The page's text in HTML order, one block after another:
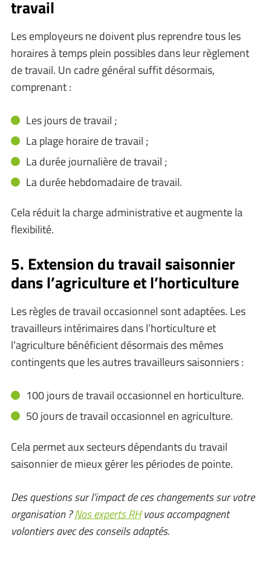
travail
Les employeurs ne doivent plus reprendre tous les
horaires à temps plein possibles dans leur règlement
de travail. Un cadre général suffit désormais,
comprenant :
Les jours de travail ;
La plage horaire de travail ;
La durée journalière de travail ;
La durée hebdomadaire de travail.
Cela réduit la charge administrative et augmente la
flexibilité.
5. Extension du travail saisonnier
dans l’agriculture et l’horticulture
Les règles de travail occasionnel sont adaptées. Les
travailleurs intérimaires dans l’horticulture et
l’agriculture bénéficient désormais des mêmes
contingents que les autres travailleurs saisonniers :
100 jours de travail occasionnel en horticulture.
50 jours de travail occasionnel en agriculture.
Cela permet aux secteurs dépendants du travail
saisonnier de mieux gérer les périodes de pointe.
Des questions sur l’impact de ces changements sur votre
organisation ?Nos experts RHvous accompagnent
volontiers avec des conseils adaptés.